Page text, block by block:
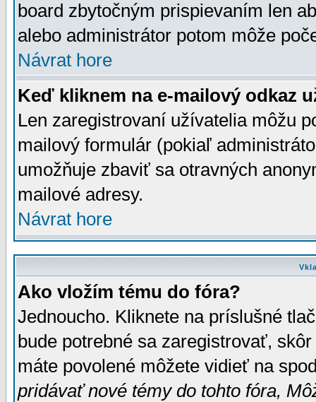
board zbytočným prispievaním len
alebo administrátor potom môže
Návrat hore
Keď kliknem na e-mailový odkaz
Len zaregistrovaní užívatelia môžu
mailový formulár (pokiaľ
umožňuje zbaviť sa otravných
mailové adresy.
Návrat hore
Ako vložím tému do fóra?
Jednoucho. Kliknete na príslušné
bude potrebné sa zaregistrovať,
máte povolené môžete vidieť na
pridávať nové témy do tohto fóra,